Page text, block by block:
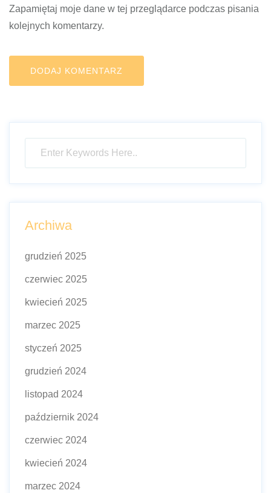
Zapamiętaj moje dane w tej przeglądarce podczas pisania
kolejnych komentarzy.
Archiwa
grudzień 2025
czerwiec 2025
kwiecień 2025
marzec 2025
styczeń 2025
grudzień 2024
listopad 2024
październik 2024
czerwiec 2024
kwiecień 2024
marzec 2024